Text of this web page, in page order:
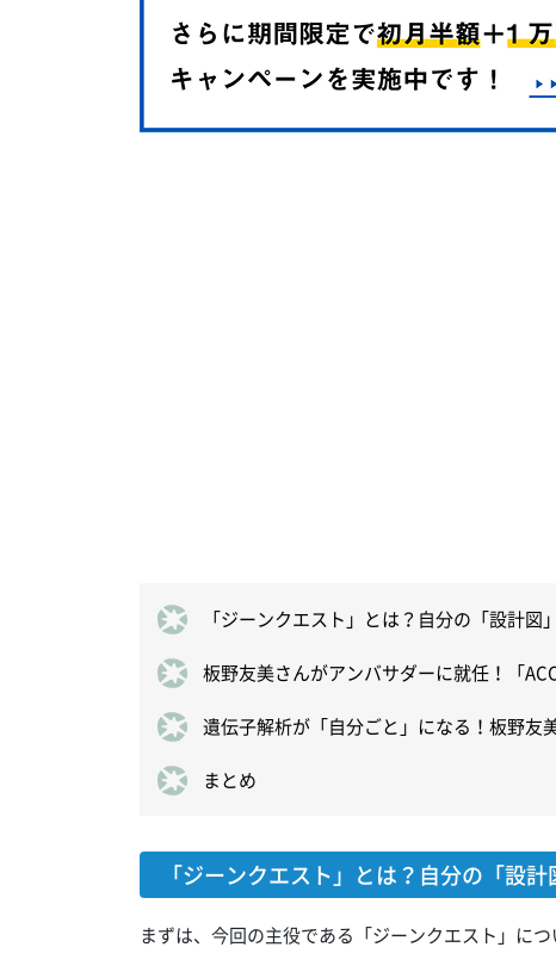
「ジーンクエスト」とは？自分の「設計
板野友美さんがアンバサダーに就任！「
遺伝子解析が「自分ごと」になる！板野友
まとめ
「ジーンクエスト」とは？自分の「設
まずは、今回の主役である「ジーンクエスト」に